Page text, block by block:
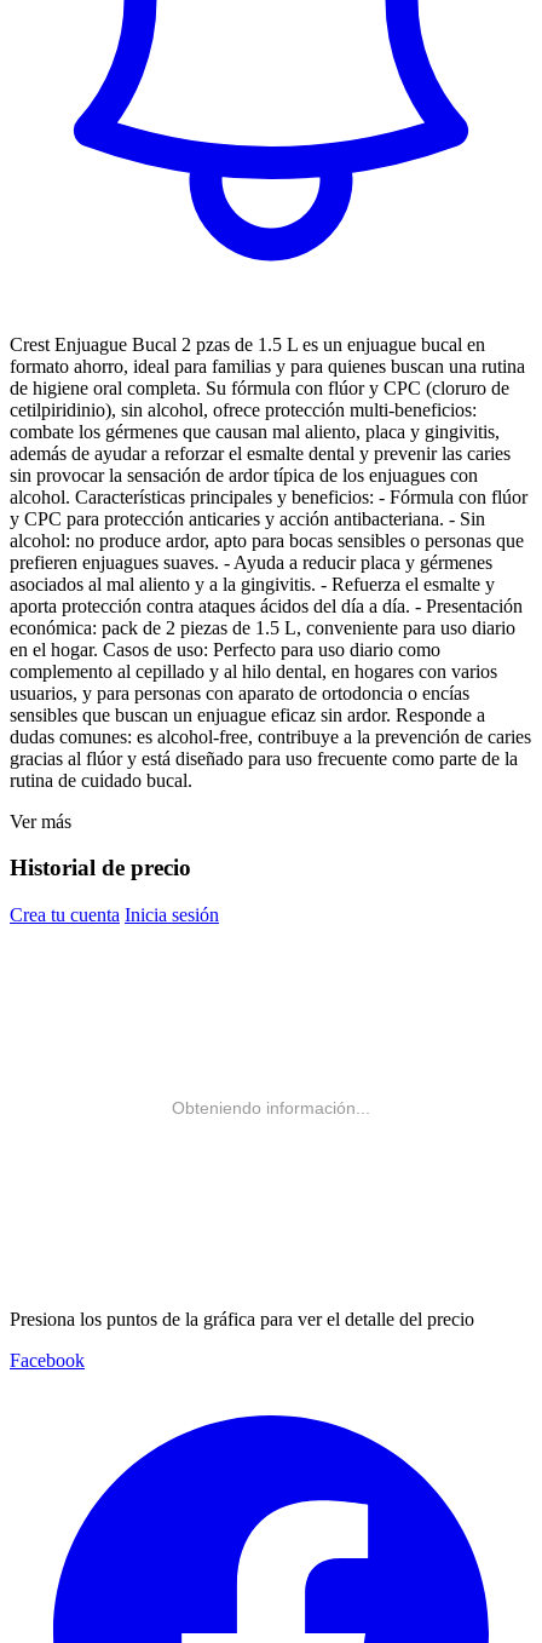
Crest Enjuague Bucal 2 pzas de 1.5 L es un enjuague bucal en
formato ahorro, ideal para familias y para quienes buscan una rutina
de higiene oral completa. Su fórmula con flúor y CPC (cloruro de
cetilpiridinio), sin alcohol, ofrece protección multi-beneficios:
combate los gérmenes que causan mal aliento, placa y gingivitis,
además de ayudar a reforzar el esmalte dental y prevenir las caries
sin provocar la sensación de ardor típica de los enjuagues con
alcohol. Características principales y beneficios: - Fórmula con flúor
y CPC para protección anticaries y acción antibacteriana. - Sin
alcohol: no produce ardor, apto para bocas sensibles o personas que
prefieren enjuagues suaves. - Ayuda a reducir placa y gérmenes
asociados al mal aliento y a la gingivitis. - Refuerza el esmalte y
aporta protección contra ataques ácidos del día a día. - Presentación
económica: pack de 2 piezas de 1.5 L, conveniente para uso diario
en el hogar. Casos de uso: Perfecto para uso diario como
complemento al cepillado y al hilo dental, en hogares con varios
usuarios, y para personas con aparato de ortodoncia o encías
sensibles que buscan un enjuague eficaz sin ardor. Responde a
dudas comunes: es alcohol-free, contribuye a la prevención de caries
gracias al flúor y está diseñado para uso frecuente como parte de la
rutina de cuidado bucal.
Ver más
Historial de precio
Crea tu cuenta Inicia sesión
Obteniendo información...
Presiona los puntos de la gráfica para ver el detalle del precio
Facebook